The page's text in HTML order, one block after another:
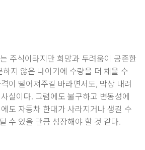
주식이라지만 희망과 두려움이 공존한
지 않은 나이기에 수량을 더 채울 수
이 떨어져주길 바라면서도, 막상 내려
실이다. 그럼에도 불구하고 변동성에
도 자동차 한대가 사라지거나 생길 수
수 있을 만큼 성장해야 할 것 같다.